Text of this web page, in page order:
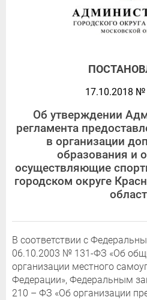
17.10.2018
Об утверждении
регламента
в организации
образования и
осуществляющие
городском округе
В соответствии с
06.10.2003 № 131-ФЗ «Об
организации местного
Федерации», Федеральным
210 – ФЗ «Об организации